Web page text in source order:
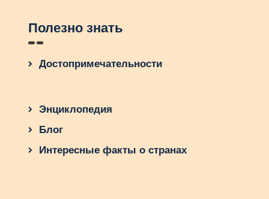
Полезно знать
Достопримечательности
Энциклопедия
Блог
Интересные факты о странах